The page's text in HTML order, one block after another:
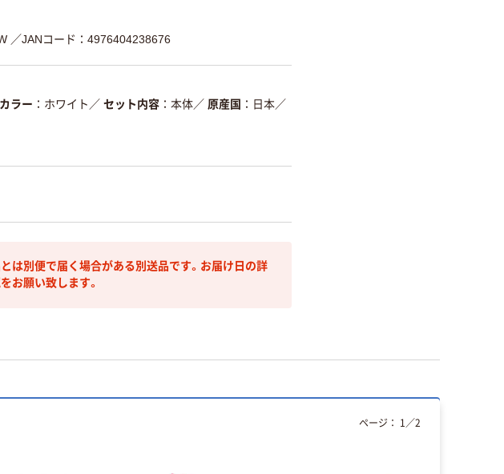
／JANコード：4976404238676
カラー ホワイト ／ セット内容 本体／ 原産国 日本／
は別便で届く場合がある別送品です。お届け日の詳
お願い致します。
ページ： 1 ／2